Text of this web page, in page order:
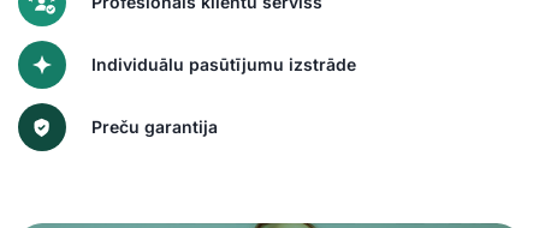
Individuālu pasūtījumu izstrāde
Preču garantija